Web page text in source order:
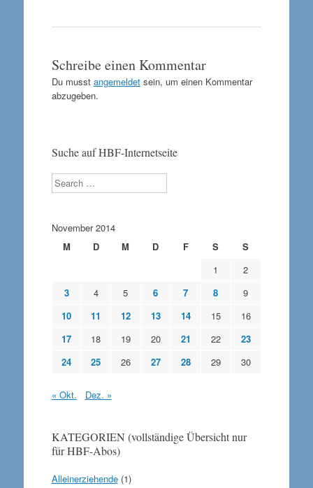
Schreibe einen Kommentar
Du musst angemeldetsein, um einen Kommentar
abzugeben.
Suche auf HBF-Internetseite
Search
November 2014
M
D M D F S
S
1
2
3
4 5 6 7 8
9
10
11 12 13 14 15
16
17
18 19 20 21 22
23
24
25 26 27 28 29 30
« Okt. Dez. »
KATEGORIEN (vollständige Übersicht nur
für HBF-Abos)
Alleinerziehende(1)